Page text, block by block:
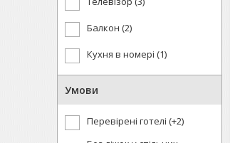
Балкон (2)
Кухня в номері (1)
Умови
Перевірені готелі (+2)